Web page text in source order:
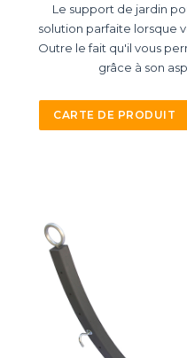
Le support de jardin
solution parfaite lorsque
Outre le fait qu'il vous
grâce à son
CARTE DE PRODUIT